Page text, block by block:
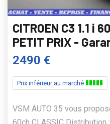
CITROEN C3 1.1 i
PETIT PRIX -
2490 €
Prix inférieur au marché
VSM AUTO 35 vous